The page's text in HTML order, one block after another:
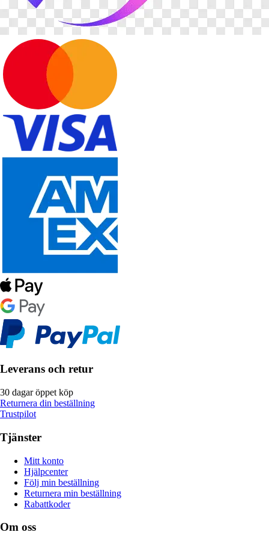
Leverans och retur
30 dagar öppet köp
Returnera din beställning
Trustpilot
Tjänster
Mitt konto
Hjälpcenter
Följ min beställning
Returnera min beställning
Rabattkoder
Om oss